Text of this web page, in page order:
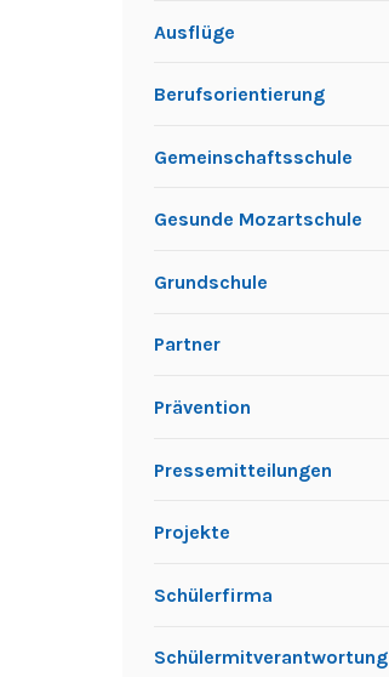
Ausflüge
Berufsorientierung
Gemeinschaftsschule
Gesunde Mozartschule
Grundschule
Partner
Prävention
Pressemitteilungen
Projekte
Schülerfirma
Schülermitverantwortung